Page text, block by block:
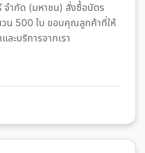
จำกัด (มหาชน) สั่งซื้อบัตร
น 500 ใบ ขอบคุณลูกค้าที่ให้
ละบริการจากเรา